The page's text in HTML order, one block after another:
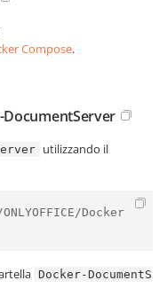
Compose.
utilizzando il
Docker
Docker-DocumentS